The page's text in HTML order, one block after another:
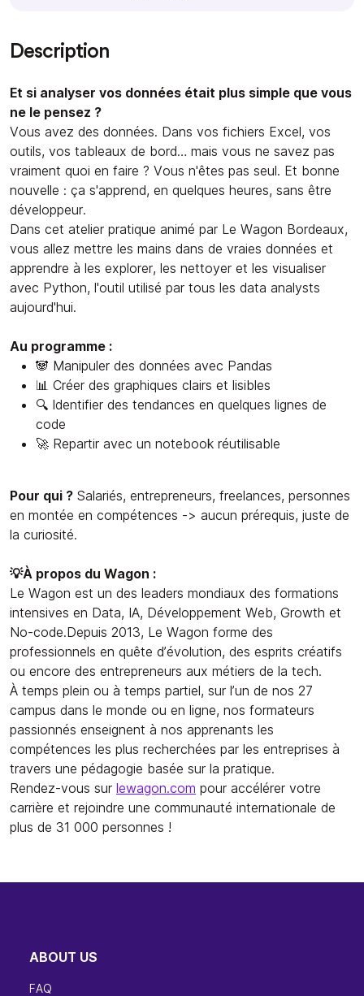
Description
Et si analyser vos données était plus simple que vous
ne le pensez ?
Vous avez des données. Dans vos fichiers Excel, vos
outils, vos tableaux de bord… mais vous ne savez pas
vraiment quoi en faire ? Vous n'êtes pas seul. Et bonne
nouvelle : ça s'apprend, en quelques heures, sans être
développeur.
Dans cet atelier pratique animé par Le Wagon Bordeaux,
vous allez mettre les mains dans de vraies données et
apprendre à les explorer, les nettoyer et les visualiser
avec Python, l'outil utilisé par tous les data analysts
aujourd'hui.
Au programme :
🐼 Manipuler des données avec Pandas
📊 Créer des graphiques clairs et lisibles
🔍 Identifier des tendances en quelques lignes de
code
🚀 Repartir avec un notebook réutilisable
Pour qui ? Salariés, entrepreneurs, freelances, personnes
en montée en compétences -> aucun prérequis, juste de
la curiosité.
💡À propos du Wagon :
Le Wagon est un des leaders mondiaux des formations
intensives en Data, IA, Développement Web, Growth et
No-code.Depuis 2013, Le Wagon forme des
professionnels en quête d’évolution, des esprits créatifs
ou encore des entrepreneurs aux métiers de la tech.
À temps plein ou à temps partiel, sur l’un de nos 27
campus dans le monde ou en ligne, nos formateurs
passionnés enseignent à nos apprenants les
compétences les plus recherchées par les entreprises à
travers une pédagogie basée sur la pratique.
Rendez-vous sur lewagon.com pour accélérer votre
carrière et rejoindre une communauté internationale de
plus de 31 000 personnes !
ABOUT US
FAQ